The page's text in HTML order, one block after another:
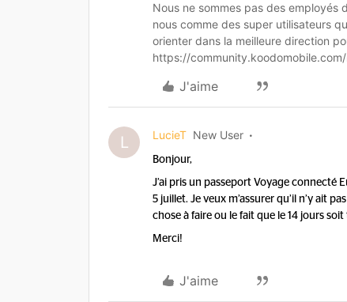
Nous ne sommes pas des employés
nous comme des super utilisateurs
orienter dans la meilleure direction
https://
J'aime
L LucieT New User
Bonjour,
J’ai pris un passeport Voyage connecté
5 juillet. Je veux m’assurer qu’il n’y ait
chose à faire ou le fait que le 14 jours
Merci!
J'aime